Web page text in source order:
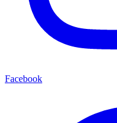
Facebook